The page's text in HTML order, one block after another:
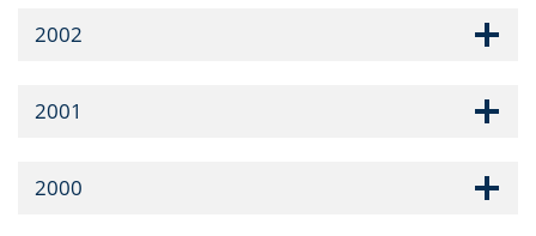
2002
2001
2000